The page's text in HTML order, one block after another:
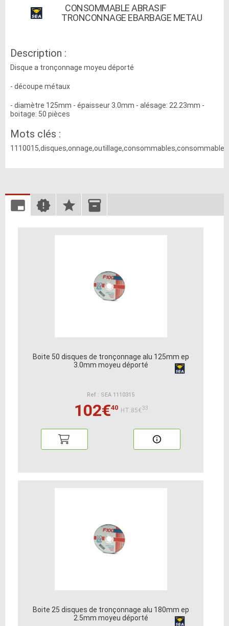
CONSOMMABLE ABRASIF
TRONCONNAGE EBARBAGE METAU
Description :
Disque a tronçonnage moyeu déporté
- découpe métaux
- diamètre 125mm - épaisseur 3.0mm - alésage: 22.23mm -
boitage: 50 pièces
Mots clés :
Boite 50 disques de tronçonnage alu 125mm ep
3.0mm moyeu déporté
Ref : SEA 1110315
102€40 HT:85€33
Boite 25 disques de tronçonnage alu 180mm ep
2.5mm moyeu déporté